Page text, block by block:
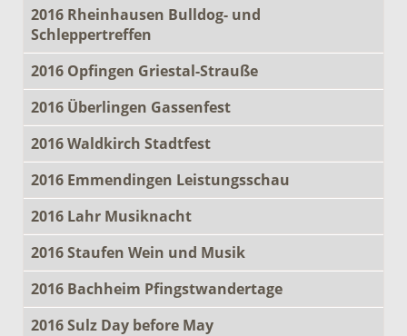
2016 Rheinhausen Bulldog- und
Schleppertreffen
2016 Opfingen Griestal-Strauße
2016 Überlingen Gassenfest
2016 Waldkirch Stadtfest
2016 Emmendingen Leistungsschau
2016 Lahr Musiknacht
2016 Staufen Wein und Musik
2016 Bachheim Pfingstwandertage
2016 Sulz Day before May